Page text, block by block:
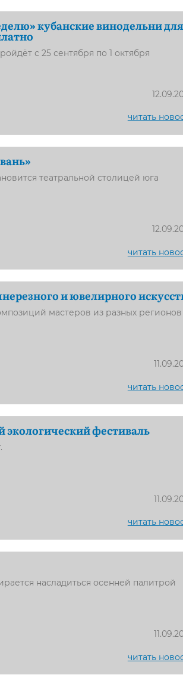
кубанские винодельни для
с 25 сентября по 1 октября
читать
театральной столицей юга
читать
и ювелирного
мастеров из разных регионов
читать
фестиваль
читать
насладиться осенней палитрой
читать